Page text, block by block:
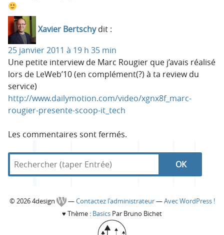
Xavier Bertschy dit :
25 janvier 2011 à 19 h 35 min
Une petite interview de Marc Rougier que j’avais réalisé
lors de LeWeb’10 (en complément(?) à ta review du
service)
http://www.dailymotion.com/video/xgnx8f_marc-
rougier-presente-scoop-it_tech
Les commentaires sont fermés.
R
R
e
d
4
C
© 2026 4design —Contactez l'administrateur—Avec WordPress !
♥ Thème : Basics Par Bruno Bichet